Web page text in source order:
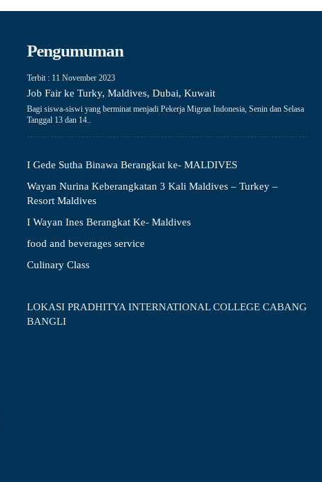
Pengumuman
Terbit : 11 November 2023
Job Fair ke Turky, Maldives, Dubai, Kuwait
Bagi siswa-siswi yang berminat menjadi Pekerja Migran Indonesia, Senin dan Selasa
Tanggal 13 dan 14..
I Gede Sutha Binawa Berangkat ke- MALDIVES
Wayan Nurina Keberangkatan 3 Kali Maldives – Turkey –
Resort Maldives
I Wayan Ines Berangkat Ke- Maldives
food and beverages service
Culinary Class
LOKASI PRADHITYA INTERNATIONAL COLLEGE CABANG
BANGLI